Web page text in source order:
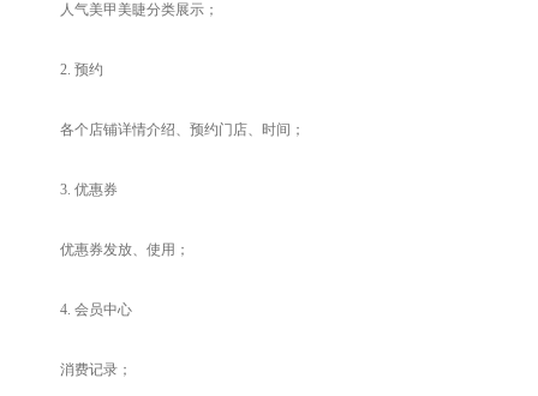
人气美甲美睫分类展示；
2.预约
各个店铺详情介绍、预约门店、时间；
3.优惠券
优惠券发放、使用；
4.会员中心
消费记录；